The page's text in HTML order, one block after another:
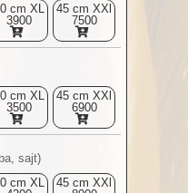
cm XL
3900
45 cm XXl
7500
cm XL
3500
45 cm XXl
6900
sajt)
cm XL
45 cm XXl